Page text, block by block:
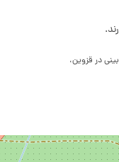
در قزوین،